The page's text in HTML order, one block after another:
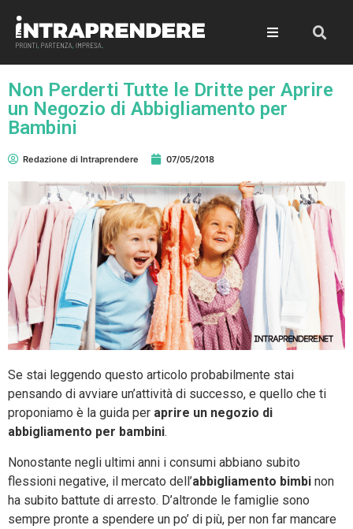
Non Perderti Tutte le Dritte per Aprire
un Negozio di Abbigliamento per
Bambini
Redazione di Intraprendere 07/05/2018
Se stai leggendo questo articolo probabilmente stai
pensando di avviare un’attività di successo, e quello che ti
proponiamo è la guida per aprire un negozio di
abbigliamento per bambini.
Nonostante negli ultimi anni i consumi abbiano subito
flessioni negative, il mercato dell’abbigliamento bimbi non
ha subito battute di arresto. D’altronde le famiglie sono
sempre pronte a spendere un po’ di più, per non far mancare